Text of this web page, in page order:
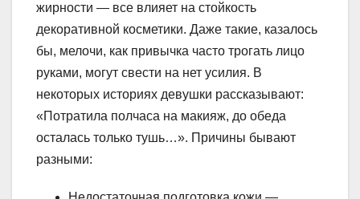
жирности — все влияет на стойкость
декоративной косметики. Даже такие, казалось
бы, мелочи, как привычка часто трогать лицо
руками, могут свести на нет усилия. В
некоторых историях девушки рассказывают:
«Потратила полчаса на макияж, до обеда
осталась только тушь…». Причины бывают
разными: